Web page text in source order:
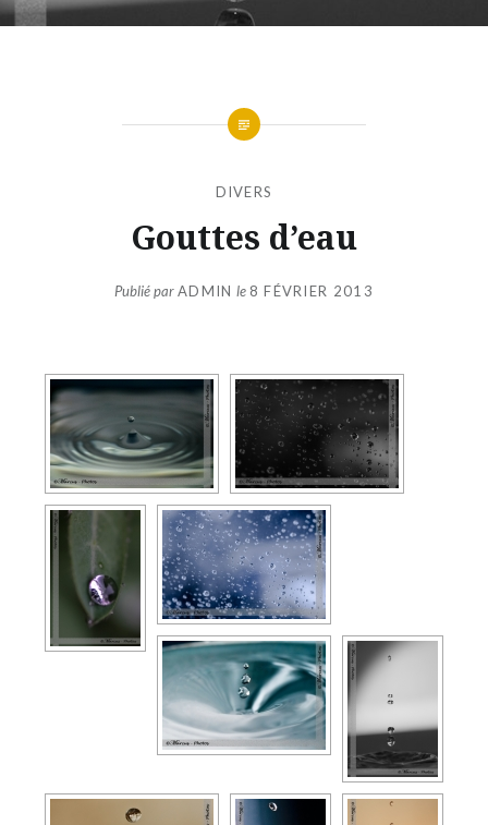
DIVERS
Gouttes d’eau
Publié parADMIN le 8 FÉVRIER 2013